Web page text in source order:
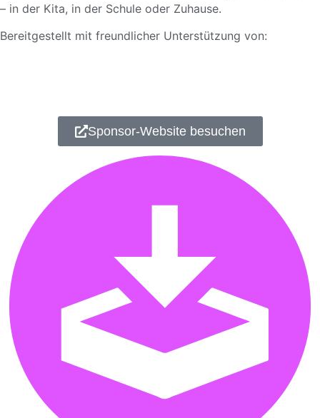
– in der Kita, in der Schule oder Zuhause.
Bereitgestellt mit freundlicher Unterstützung von:
Sponsor-Website besuchen